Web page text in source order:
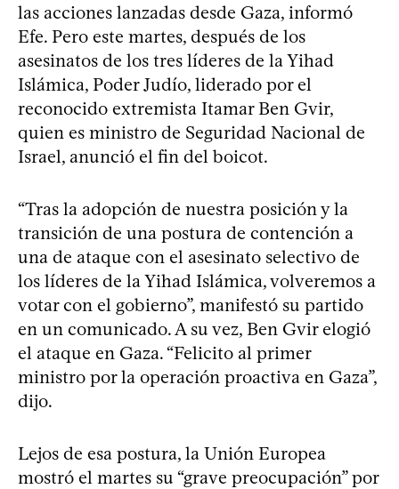
las acciones lanzadas desde Gaza, informó
Efe. Pero este martes, después de los
asesinatos de los tres líderes de la Yihad
Islámica, Poder Judío, liderado por el
reconocido extremista Itamar Ben Gvir,
quien es ministro de Seguridad Nacional de
Israel, anunció el fin del boicot.
“Tras la adopción de nuestra posición y la
transición de una postura de contención a
una de ataque con el asesinato selectivo de
los líderes de la Yihad Islámica, volveremos a
votar con el gobierno”, manifestó su partido
en un comunicado. A su vez, Ben Gvir elogió
el ataque en Gaza. “Felicito al primer
ministro por la operación proactiva en Gaza”,
dijo.
Lejos de esa postura, la Unión Europea
mostró el martes su “grave preocupación” por